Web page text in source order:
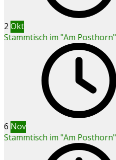
2 Okt
Stammtisch im "Am Posthorn"
6 Nov
Stammtisch im "Am Posthorn"